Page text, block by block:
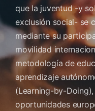
que la juventud -y
exclusión social- se
mediante su
movilidad
metodología de
aprendizaje
(Learning-by-
oportunidades